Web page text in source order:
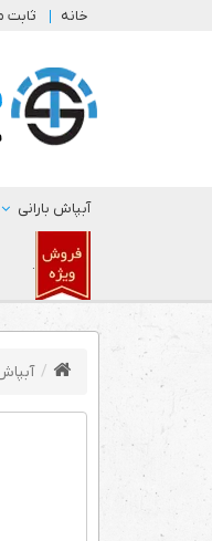
خانه ثابت
آبپاش بارانی
.